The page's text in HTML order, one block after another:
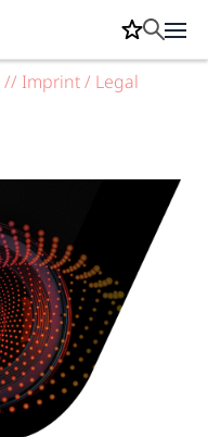
// Imprint / Legal